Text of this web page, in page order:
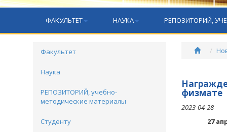
ФАКУЛЬТЕТ НАУКА РЕПОЗИТОРИЙ,
Факультет
Наука
РЕПОЗИТОРИЙ, учебно-
методические материалы
Студенту
физмате
2023-04-28
27